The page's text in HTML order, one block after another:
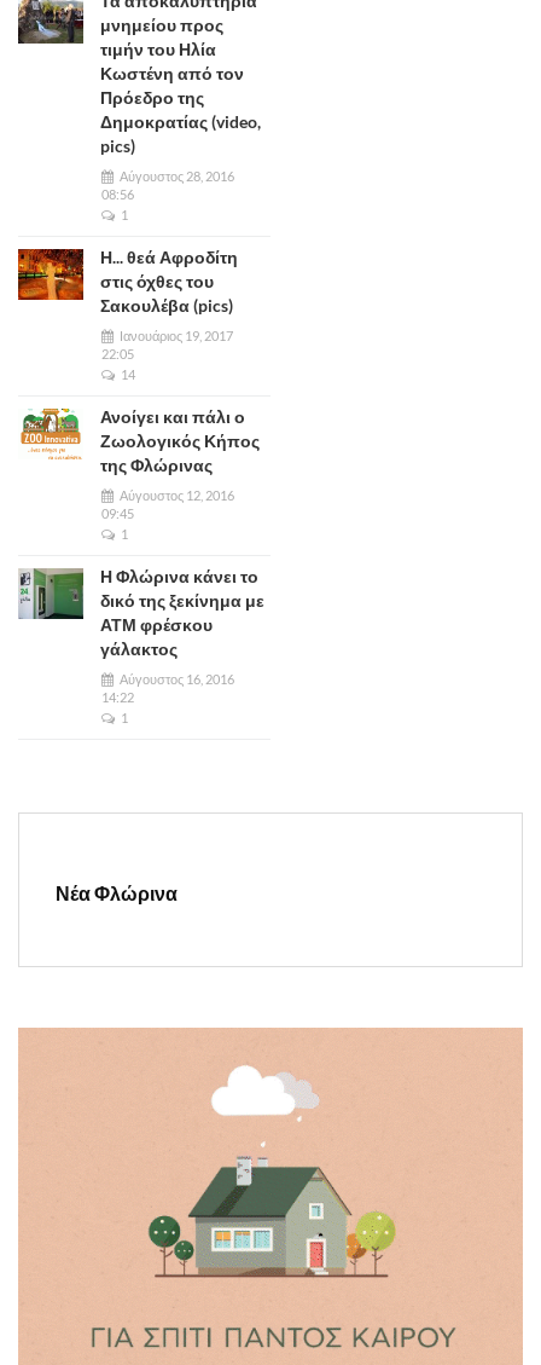
μνημείου προς
τιμήν του Ηλία
Κωστένη από τον
Πρόεδρο της
Δημοκρατίας (video,
pics)
Αύγουστος 28, 2016
08:56
1
Η... θεά Αφροδίτη
στις όχθες του
Σακουλέβα (pics)
Ιανουάριος 19, 2017
22:05
14
Ανοίγει και πάλι ο
Ζωολογικός Κήπος
της Φλώρινας
Αύγουστος 12, 2016
09:45
1
Η Φλώρινα κάνει το
δικό της ξεκίνημα με
ΑΤΜ φρέσκου
γάλακτος
Αύγουστος 16, 2016
14:22
1
Νέα Φλώρινα